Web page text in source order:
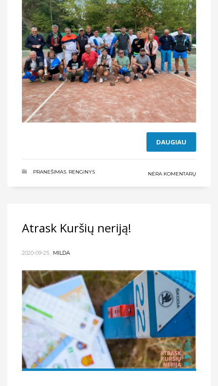
DAUGIAU
PRANEŠIMAS RENGINYS NĖRA KOMENTARŲ
Atrask Kuršių neriją!
2020-09-25 MILDA